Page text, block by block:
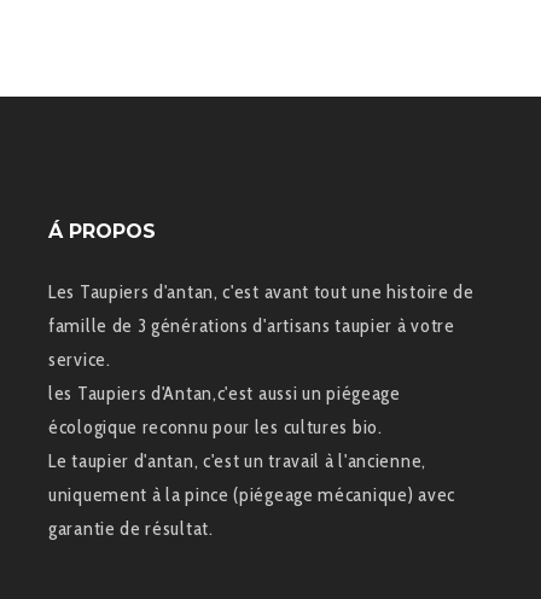
Á PROPOS
Les Taupiers d'antan, c'est avant tout une histoire de
famille de 3 générations d'artisans taupier à votre
service.
les Taupiers d'Antan,c'est aussi un piégeage
écologique reconnu pour les cultures bio.
Le taupier d'antan, c'est un travail à l'ancienne,
uniquement à la pince (piégeage mécanique) avec
garantie de résultat.